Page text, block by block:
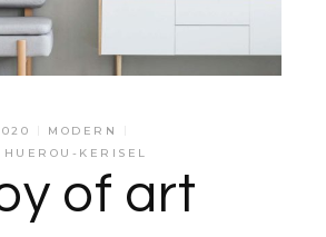
MODERN
KERISEL
of art